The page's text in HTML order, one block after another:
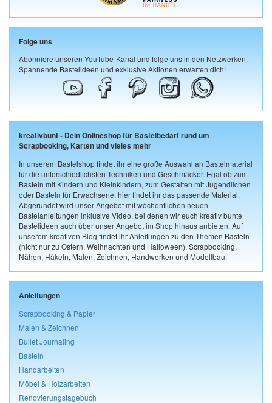
Folge uns
Abonniere unseren YouTube-Kanal und folge uns in den Netzwerken.
Spannende Bastelideen und exklusive Aktionen erwarten dich!
kreativbunt - Dein Onlineshop für Bastelbedarf rund um
Scrapbooking, Karten und vieles mehr
In unserem Bastelshop findet ihr eine große Auswahl an Bastelmaterial
für die unterschiedlichsten Techniken und Geschmäcker. Egal ob zum
Basteln mit Kindern und Kleinkindern, zum Gestalten mit Jugendlichen
oder Basteln für Erwachsene, hier findet ihr das passende Material.
Abgerundet wird unser Angebot mit wöchentlichen neuen
Bastelanleitungen inklusive Video, bei denen wir euch kreativ bunte
Bastelideen auch über unser Angebot im Shop hinaus anbieten. Auf
unserem kreativen Blog findet ihr Anleitungen zu den Themen Basteln
(nicht nur zu Ostern, Weihnachten und Halloween), Scrapbooking,
Nähen, Häkeln, Malen, Zeichnen, Handwerken und Modellbau.
Anleitungen
Scrapbooking & Papier
Malen & Zeichnen
Bullet Journaling
Basteln
Handarbeiten
Möbel & Holzarbeiten
Renovierungstagebuch